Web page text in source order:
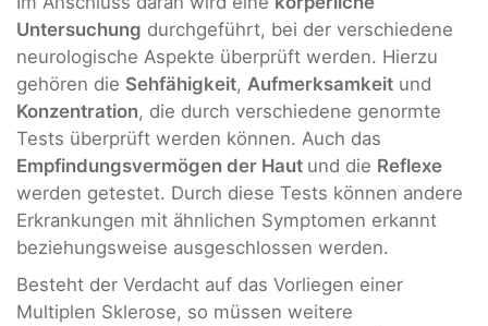
Untersuchung durchgeführt, bei der verschiedene
neurologische Aspekte überprüft werden. Hierzu
gehören die Sehfähigkeit, Aufmerksamkeit und
Konzentration, die durch verschiedene genormte
Tests überprüft werden können. Auch das
Empfindungsvermögen der Haut und die Reflexe
werden getestet. Durch diese Tests können andere
Erkrankungen mit ähnlichen Symptomen erkannt
beziehungsweise ausgeschlossen werden.
Besteht der Verdacht auf das Vorliegen einer
Multiplen Sklerose, so müssen weitere